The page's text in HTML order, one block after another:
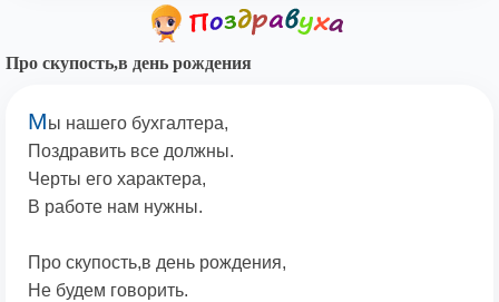
Про скупость,в день рождения
Мы нашего бухгалтера,
Поздравить все должны.
Черты его характера,
В работе нам нужны.
Про скупость,в день рождения,
Не будем говорить.